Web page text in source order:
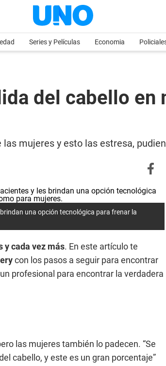
Series y Películas Economia
del cabello
mujeres y esto las estresa,
una opción tecnológica para frenar la
y cada vez más. En este artículo te
con los pasos a seguir para encontrar
profesional para encontrar la verdadera
las mujeres también lo padecen. “Se
cabello, y este es un gran porcentaje”